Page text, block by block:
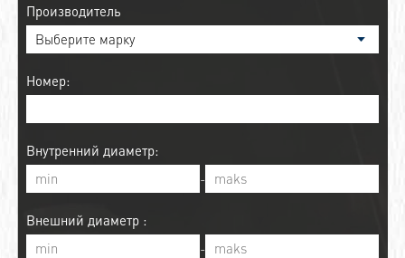
Производитель
Номер:
Внутренний диаметр:
-
Внешний диаметр :
-